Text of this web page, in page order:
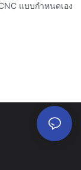
จนวัตกรรมอุตสาหก
แบบกำหนดเอง